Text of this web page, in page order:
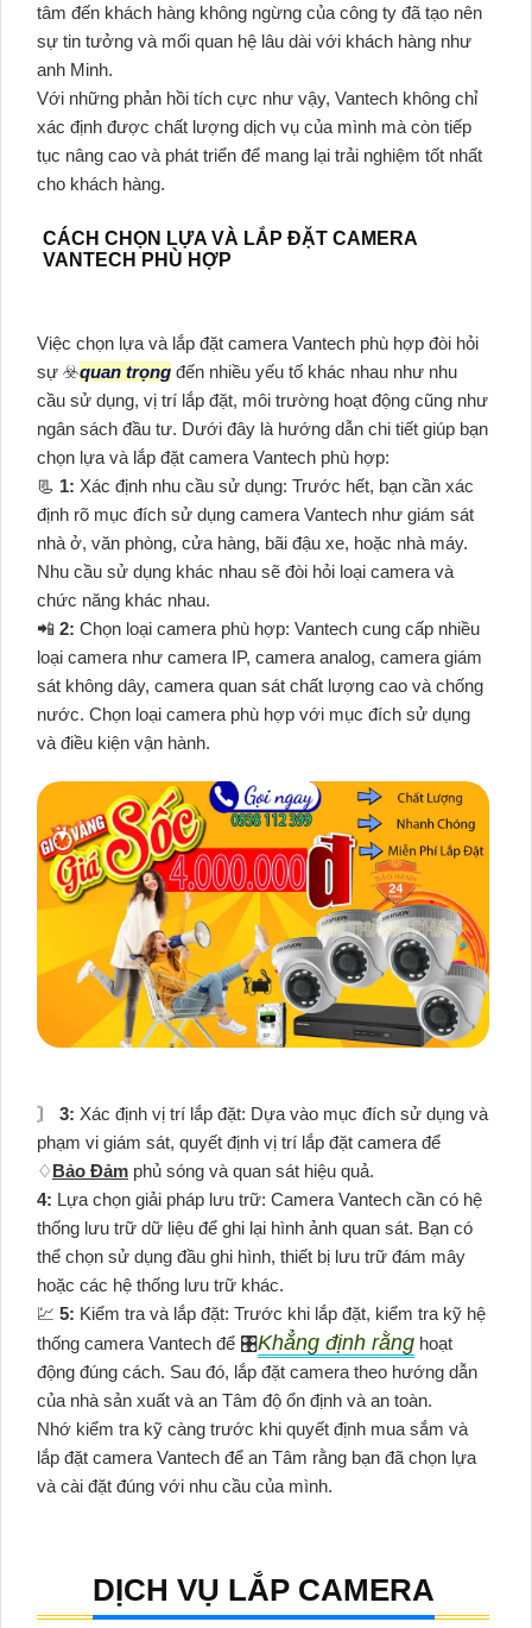
tâm đến khách hàng không ngừng của công ty đã tạo nên
sự tin tưởng và mối quan hệ lâu dài với khách hàng như
anh Minh.
Với những phản hồi tích cực như vậy, Vantech không chỉ
xác định được chất lượng dịch vụ của mình mà còn tiếp
tục nâng cao và phát triển để mang lại trải nghiệm tốt nhất
cho khách hàng.
CÁCH CHỌN LỰA VÀ LẮP ĐẶT CAMERA
VANTECH PHÙ HỢP
Việc chọn lựa và lắp đặt camera Vantech phù hợp đòi hỏi
sự ☣️quan trọng đến nhiều yếu tố khác nhau như nhu
cầu sử dụng, vị trí lắp đặt, môi trường hoạt động cũng như
ngân sách đầu tư. Dưới đây là hướng dẫn chi tiết giúp bạn
chọn lựa và lắp đặt camera Vantech phù hợp:
📃 1: Xác định nhu cầu sử dụng: Trước hết, bạn cần xác
định rõ mục đích sử dụng camera Vantech như giám sát
nhà ở, văn phòng, cửa hàng, bãi đậu xe, hoặc nhà máy.
Nhu cầu sử dụng khác nhau sẽ đòi hỏi loại camera và
chức năng khác nhau.
📲 2: Chọn loại camera phù hợp: Vantech cung cấp nhiều
loại camera như camera IP, camera analog, camera giám
sát không dây, camera quan sát chất lượng cao và chống
nước. Chọn loại camera phù hợp với mục đích sử dụng
và điều kiện vận hành.
〙 3: Xác định vị trí lắp đặt: Dựa vào mục đích sử dụng và
phạm vi giám sát, quyết định vị trí lắp đặt camera để
♢Bảo Đảm phủ sóng và quan sát hiệu quả.
4: Lựa chọn giải pháp lưu trữ: Camera Vantech cần có hệ
thống lưu trữ dữ liệu để ghi lại hình ảnh quan sát. Bạn có
thể chọn sử dụng đầu ghi hình, thiết bị lưu trữ đám mây
hoặc các hệ thống lưu trữ khác.
💹 5: Kiểm tra và lắp đặt: Trước khi lắp đặt, kiểm tra kỹ hệ
thống camera Vantech để 🎛Khẳng định rằng hoạt
động đúng cách. Sau đó, lắp đặt camera theo hướng dẫn
của nhà sản xuất và an Tâm độ ổn định và an toàn.
Nhớ kiểm tra kỹ càng trước khi quyết định mua sắm và
lắp đặt camera Vantech để an Tâm rằng bạn đã chọn lựa
và cài đặt đúng với nhu cầu của mình.
DỊCH VỤ LẮP CAMERA